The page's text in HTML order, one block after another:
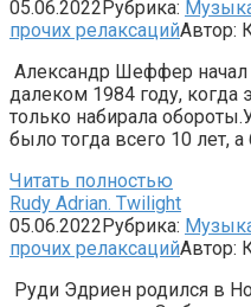
05.06.2022Рубрика:
прочих релаксацийАвтор:
Александр Шеффер начал
далеком 1984 году, когда
только набирала
было тогда всего 10 лет, а
Читать полностью
Rudy Adrian. Twilight
05.06.2022Рубрика:
прочих релаксацийАвтор:
Руди Эдриен родился в